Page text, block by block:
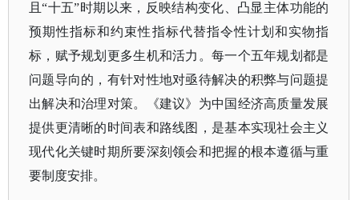
且“十五”时期以来，反映结构变化、凸显主体功能的
预期性指标和约束性指标代替指令性计划和实物指
标，赋予规划更多生机和活力。每一个五年规划都是
问题导向的，有针对性地对亟待解决的积弊与问题提
出解决和治理对策。《建议》为中国经济高质量发展
提供更清晰的时间表和路线图，是基本实现社会主义
现代化关键时期所要深刻领会和把握的根本遵循与重
要制度安排。